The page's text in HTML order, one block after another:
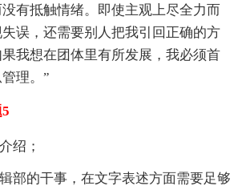
有抵触情绪。即使主观上尽全力而
误，还需要别人把我引回正确的方
我想在团体里有所发展，我必须首
理。”
绍；
的干事，在文字表述方面需要足够